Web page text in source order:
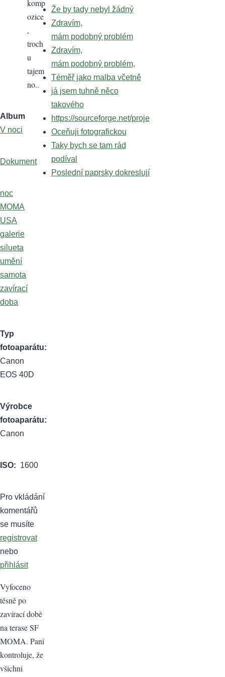
komp
ozice
,
troch
u
tajem
no..
Album
V noci
Dokument
noc
MOMA
USA
galerie
silueta
umění
samota
zavírací
doba
Typ
fotoaparátu
Canon
EOS 40D
Výrobce
fotoaparátu
Canon
ISO 1600
Pro vkládání
komentářů
se musíte
registrovat
nebo
přihlásit
Vyfoceno
těsně po
zavírací době
na terase SF
MOMA. Paní
kontroluje, že
všichni
Že by tady nebyl žádný
Zdravím,
mám podobný problém
Zdravím,
mám podobný problém,
Téměř jako malba včetně
já jsem tuhně něco
takového
https://sourceforge.net/proje
Oceňuji fotografickou
Taky bych se tam rád
podíval
Poslední paprsky dokreslují